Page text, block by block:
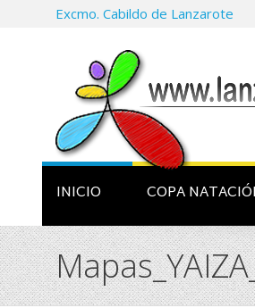
Excmo. Cabildo de Lanzarote
INICIO COPA